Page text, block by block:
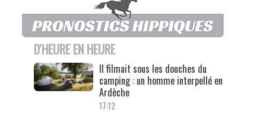
D'HEURE EN HEURE
Il filmait sous les douches du
camping : un homme interpellé en
Ardèche
17:12